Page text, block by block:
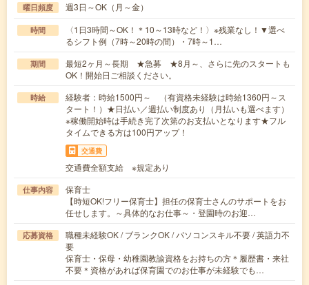
曜日頻度 週3日～OK（月～金）
時間
〈1日3時間～OK！＊10～13時など！〉※残業なし！▼選べ
るシフト例（7時～20時の間）・7時～1…
期間
最短2ヶ月～長期 ★急募 ★8月～、さらに先のスタートも
OK！開始日ご相談ください。
時給
経験者：時給1500円～ （有資格未経験は時給1360円～ス
タート！）★日払い／週払い制度あり（月払いも選べます）
※稼働開始時は手続き完了次第のお支払いとなります★フル
タイムできる方は100円アップ！
交通費
交通費全額支給 ※規定あり
仕事内容
保育士
【時短OK!フリー保育士】担任の保育士さんのサポートをお
任せします。～具体的なお仕事～・登園時のお迎…
応募資格
職種未経験OK / ブランクOK / パソコンスキル不要 / 英語力不
要
保育士・保母・幼稚園教諭資格をお持ちの方＊履歴書・来社
不要＊資格があれば保育園でのお仕事が未経験でも…